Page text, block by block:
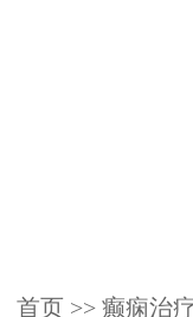
首页 >> 癫痫治